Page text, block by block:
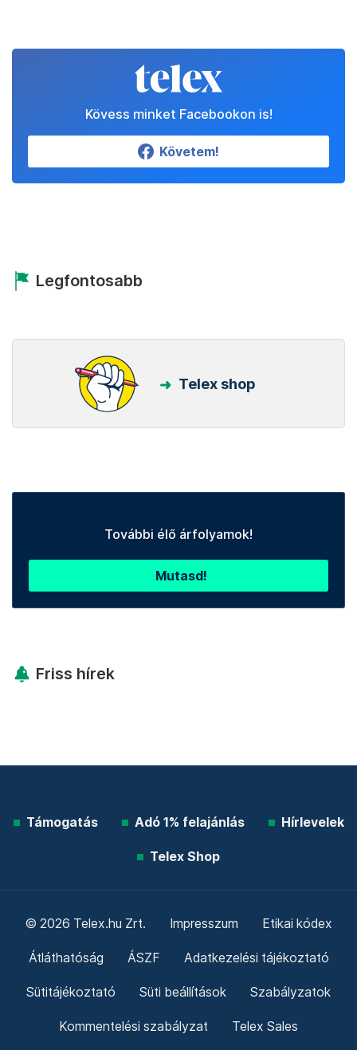
Kövess minket Facebookon is!
Követem!
Legfontosabb
Telex shop
További élő árfolyamok!
Mutasd!
Friss hírek
Támogatás Adó 1% felajánlás Hírlevelek
Telex Shop
© 2026 Telex.hu Zrt. Impresszum Etikai kódex
Átláthatóság ÁSZF Adatkezelési tájékoztató
Sütitájékoztató Süti beállítások Szabályzatok
Kommentelési szabályzat Telex Sales